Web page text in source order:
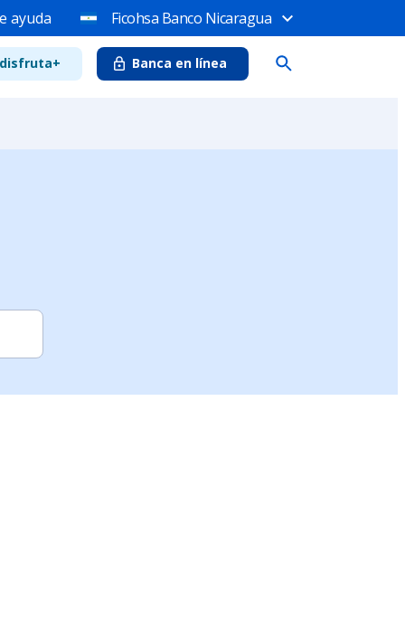
ayuda Ficohsa Banco Nicaragua
disfruta+ Banca en línea